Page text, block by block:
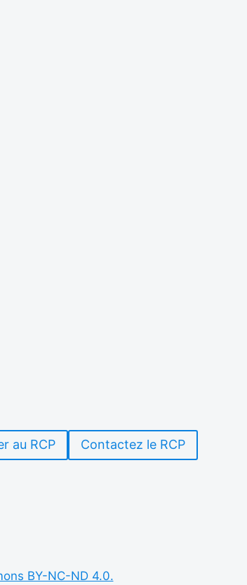
au RCP Contactez le RCP
BY-NC-ND 4.0.